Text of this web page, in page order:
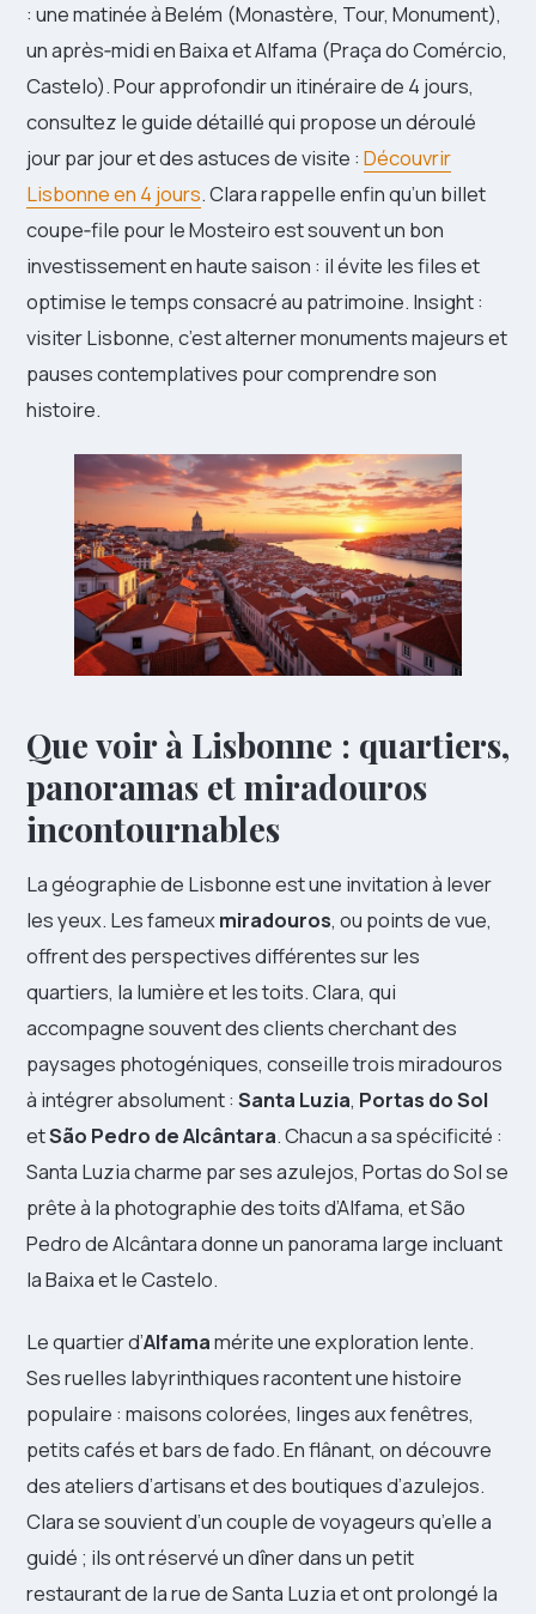
: une matinée à Belém (Monastère, Tour, Monument),
un après‑midi en Baixa et Alfama (Praça do Comércio,
Castelo). Pour approfondir un itinéraire de 4 jours,
consultez le guide détaillé qui propose un déroulé
jour par jour et des astuces de visite : Découvrir
Lisbonne en 4 jours. Clara rappelle enfin qu’un billet
coupe‑file pour le Mosteiro est souvent un bon
investissement en haute saison : il évite les files et
optimise le temps consacré au patrimoine. Insight :
visiter Lisbonne, c’est alterner monuments majeurs et
pauses contemplatives pour comprendre son
histoire.
Que voir à Lisbonne : quartiers,
panoramas et miradouros
incontournables
La géographie de Lisbonne est une invitation à lever
les yeux. Les fameuxmiradouros, ou points de vue,
offrent des perspectives différentes sur les
quartiers, la lumière et les toits. Clara, qui
accompagne souvent des clients cherchant des
paysages photogéniques, conseille trois miradouros
à intégrer absolument : Santa Luzia, Portas do Sol
etSão Pedro de Alcântara. Chacun a sa spécificité :
Santa Luzia charme par ses azulejos, Portas do Sol se
prête à la photographie des toits d’Alfama, et São
Pedro de Alcântara donne un panorama large incluant
la Baixa et le Castelo.
Le quartier d’Alfamamérite une exploration lente.
Ses ruelles labyrinthiques racontent une histoire
populaire : maisons colorées, linges aux fenêtres,
petits cafés et bars de fado. En flânant, on découvre
des ateliers d’artisans et des boutiques d’azulejos.
Clara se souvient d’un couple de voyageurs qu’elle a
guidé ; ils ont réservé un dîner dans un petit
restaurant de la rue de Santa Luzia et ont prolongé la